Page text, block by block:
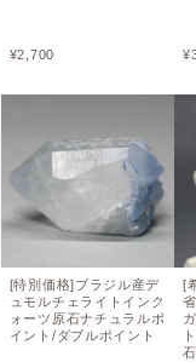
¥2,700
[特別価格]ブラジル産デ
ュモルチェライトインク
ォーツ原石ナチュラルポ
イント/ダブルポイント
¥
[